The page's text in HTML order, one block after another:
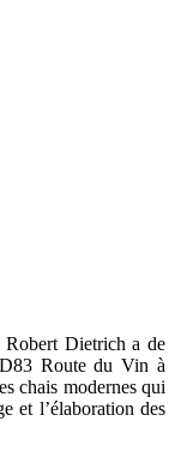
Robert Dietrich a de
Route du Vin à
chais modernes qui
et l’élaboration des